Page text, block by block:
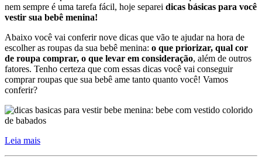
nem sempre é uma tarefa fácil, hoje separei dicas básicas para você
vestir sua bebê menina!
Abaixo você vai conferir nove dicas que vão te ajudar na hora de
escolher as roupas da sua bebê menina: o que priorizar, qual cor
de roupa comprar, o que levar em consideração, além de outros
fatores. Tenho certeza que com essas dicas você vai conseguir
comprar roupas que sua bebê ame tanto quanto você! Vamos
conferir?
Leia mais